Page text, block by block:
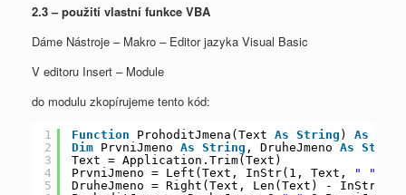
2.3 – použití vlastní funkce VBA
Dáme Nástroje – Makro – Editor jazyka Visual Basic
V editoru Insert – Module
do modulu zkopírujeme tento kód:
1
2
3
4
5
Function ProhoditJmena(Text As String ) As
Dim PrvniJmeno As String , DruheJmeno As String
Text = Application.Trim(Text)
PrvniJmeno = Left(Text, InStr(1, Text,
" "
DruheJmeno = Right(Text, Len(Text) -